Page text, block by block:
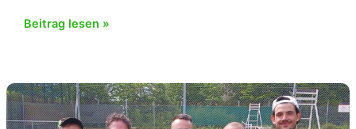
Erster
die
Herren
1
Beitrag lesen »